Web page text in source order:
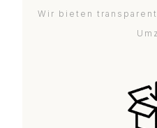
Wir bieten